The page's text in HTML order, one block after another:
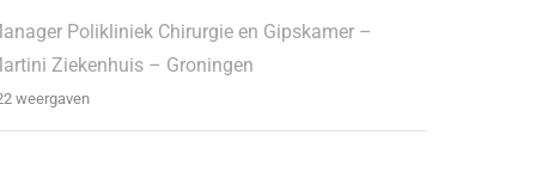
Polikliniek Chirurgie en Gipskamer –
Ziekenhuis – Groningen
weergaven